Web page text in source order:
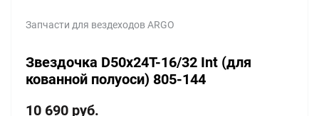
Запчасти для вездеходов ARGO
Звездочка D50x24T-16/32 Int (для
кованной полуоси) 805-144
10 690 руб.